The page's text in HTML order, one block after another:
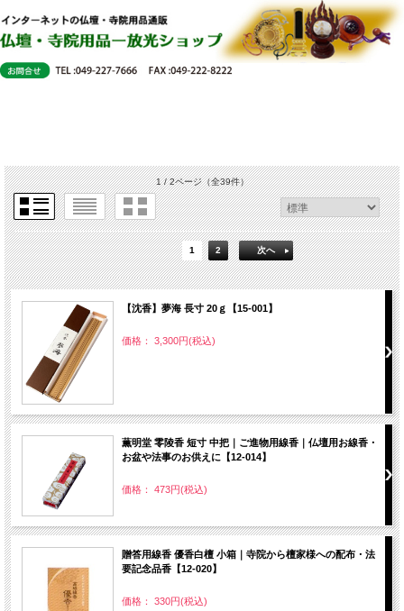
1 / 2ページ（全39件）
1 2 次へ
【沈香】夢海 長寸 20ｇ【15-001】
価格： 3,300円(税込)
薫明堂 零陵香 短寸 中把｜ご進物用線香｜仏壇用お線香・
お盆や法事のお供えに【12-014】
価格： 473円(税込)
贈答用線香 優香白檀 小箱｜寺院から檀家様への配布・法
要記念品香【12-020】
価格： 330円(税込)